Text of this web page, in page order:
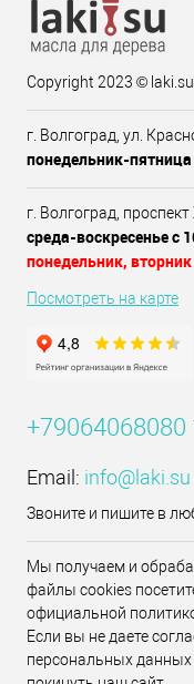
Copyright 2023 ©
г. Волгоград, ул.
понедельник-
г. Волгоград,
среда-воскресенье с
понедельник,
Посмотреть на карте
+79064068080
Email: info@laki.su
Звоните и пишите в
Мы получаем и
файлы cookies
официальной
Если вы не даете
персональных